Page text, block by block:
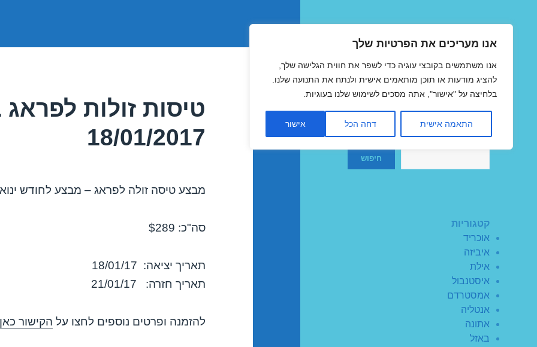
אנו מעריכים את הפרטיות שלך
אנו משתמשים בקובצי עוגיה כדי לשפר את חווית הגלישה שלך,
להציג מודעות או תוכן מותאמים אישית ולנתח את התנועה שלנו.
בלחיצה על "אישור", אתה מסכים לשימוש שלנו בעוגיות.
התאמה אישית דחה הכל אישור
MegaFlights טיסות מוזלות
חיפוש
חיפוש
קטגוריות
אוכריד
איביזה
אילת
איסטנבול
אמסטרדם
אנטליה
אתונה
באזל
טיסות זולות לפראג
18/01/2017
מבצע טיסה זולה לפראג – מבצע לחודש ינואר
סה"כ: $289
תאריך יציאה: 18/01/17
תאריך חזרה: 21/01/17
להזמנה ופרטים נוספים לחצו על הקישור